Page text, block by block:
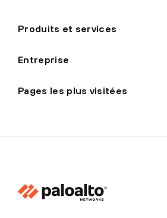
Produits et services
Entreprise
Pages les plus visitées